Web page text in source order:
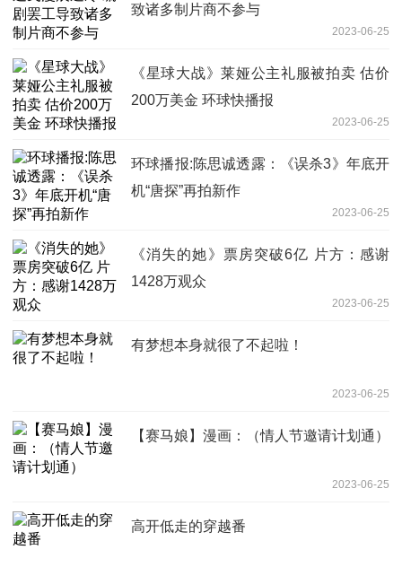
致诸多制片商不参与
2023-06-25
《星球大战》莱娅公主礼服被拍卖 估价
200万美金 环球快播报
2023-06-25
环球播报:陈思诚透露：《误杀3》年底开
机“唐探”再拍新作
2023-06-25
《消失的她》票房突破6亿 片方：感谢
1428万观众
2023-06-25
有梦想本身就很了不起啦！
2023-06-25
【赛马娘】漫画：（情人节邀请计划通）
2023-06-25
高开低走的穿越番